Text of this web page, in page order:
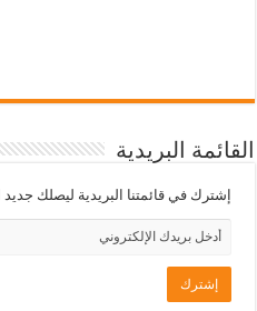
القائمة البريدية
إشترك في قائمتنا البريدية ليصلك جديد